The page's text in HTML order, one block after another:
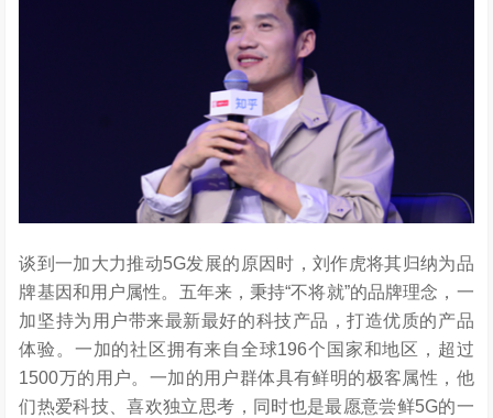
谈到一加大力推动5G发展的原因时，刘作虎将其归纳为品
牌基因和用户属性。五年来，秉持“不将就”的品牌理念，一
加坚持为用户带来最新最好的科技产品，打造优质的产品
体验。一加的社区拥有来自全球196个国家和地区，超过
1500万的用户。一加的用户群体具有鲜明的极客属性，他
们热爱科技、喜欢独立思考，同时也是最愿意尝鲜5G的一